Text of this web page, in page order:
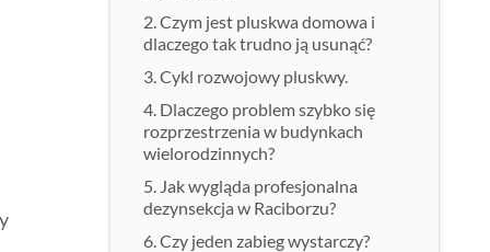
Czym jest pluskwa domowa i
dlaczego tak trudno ją usunąć?
Cykl rozwojowy pluskwy.
Dlaczego problem szybko się
rozprzestrzenia w budynkach
wielorodzinnych?
Jak wygląda profesjonalna
dezynsekcja w Raciborzu?
Czy jeden zabieg wystarczy?